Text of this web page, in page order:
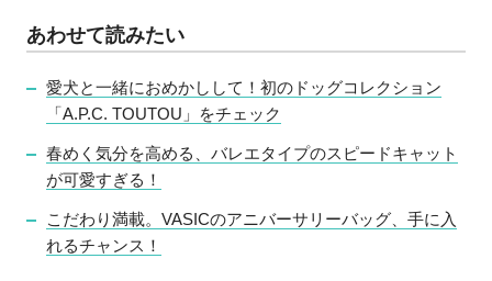
あわせて読みたい
愛犬と一緒におめかしして！初のドッグコレクション
「A.P.C. TOUTOU」をチェック
春めく気分を高める、バレエタイプのスピードキャット
が可愛すぎる！
こだわり満載。VASICのアニバーサリーバッグ、手に入
れるチャンス！